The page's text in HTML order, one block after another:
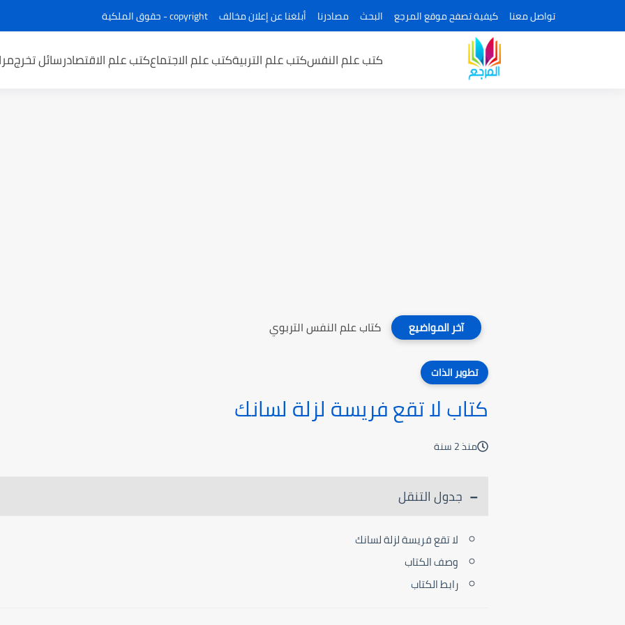
تواصل معنا كيفية تصفح موقع المرجع البحث مصادرنا أبلغنا عن إعلان مخالف copyright - حقوق الملكية
كتب علم النفسكتب علم التربيةكتب علم الاجتماعكتب علم الاقتصادرسائل تخرج
آخر المواضيع كتاب علم النفس التربوي
تطوير الذات
كتاب لا تقع فريسة لزلة لسانك
منذ 2 سنة
جدول التنقل
لا تقع فريسة لزلة لسانك
وصف الكتاب
رابط الكتاب